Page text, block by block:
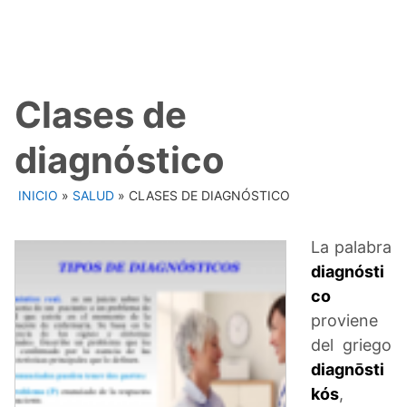
Clases de
diagnóstico
INICIO » SALUD » CLASES DE DIAGNÓSTICO
La palabra
diagnósti
co
proviene
del griego
diagnōsti
kós,